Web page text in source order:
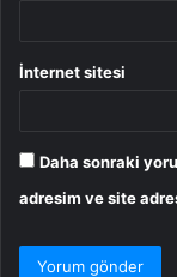
İnternet sitesi
Daha sonraki
adresim ve site